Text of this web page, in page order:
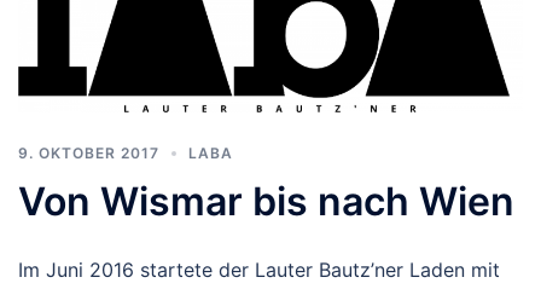
9. OKTOBER 2017 LABA
Von Wismar bis nach Wien
Im Juni 2016 startete der Lauter Bautz’ner Laden mit